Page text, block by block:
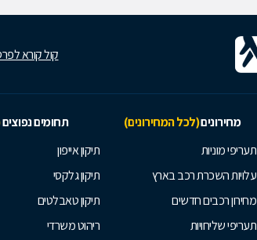
קול קורא
מחירונים(לכל המחירונים) תחומים נפוצים
תעריפי מוניות
עלויות השכרת רכב בארץ
מחירון רכבים חדשים
תעריפי שליחויות
תיקון אייפון
תיקון גלקסי
תיקון טאבלטים
ריהוט משרדי